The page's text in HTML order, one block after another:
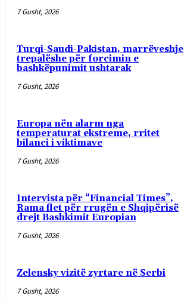
7 Gusht, 2026
Turqi-Saudi-Pakistan, marrëveshje
trepalëshe për forcimin e
bashkëpunimit ushtarak
7 Gusht, 2026
Europa nën alarm nga
temperaturat ekstreme, rritet
bilanci i viktimave
7 Gusht, 2026
Intervista për “Financial Times”,
Rama flet për rrugën e Shqipërisë
drejt Bashkimit Europian
7 Gusht, 2026
Zelensky vizitë zyrtare në Serbi
7 Gusht, 2026